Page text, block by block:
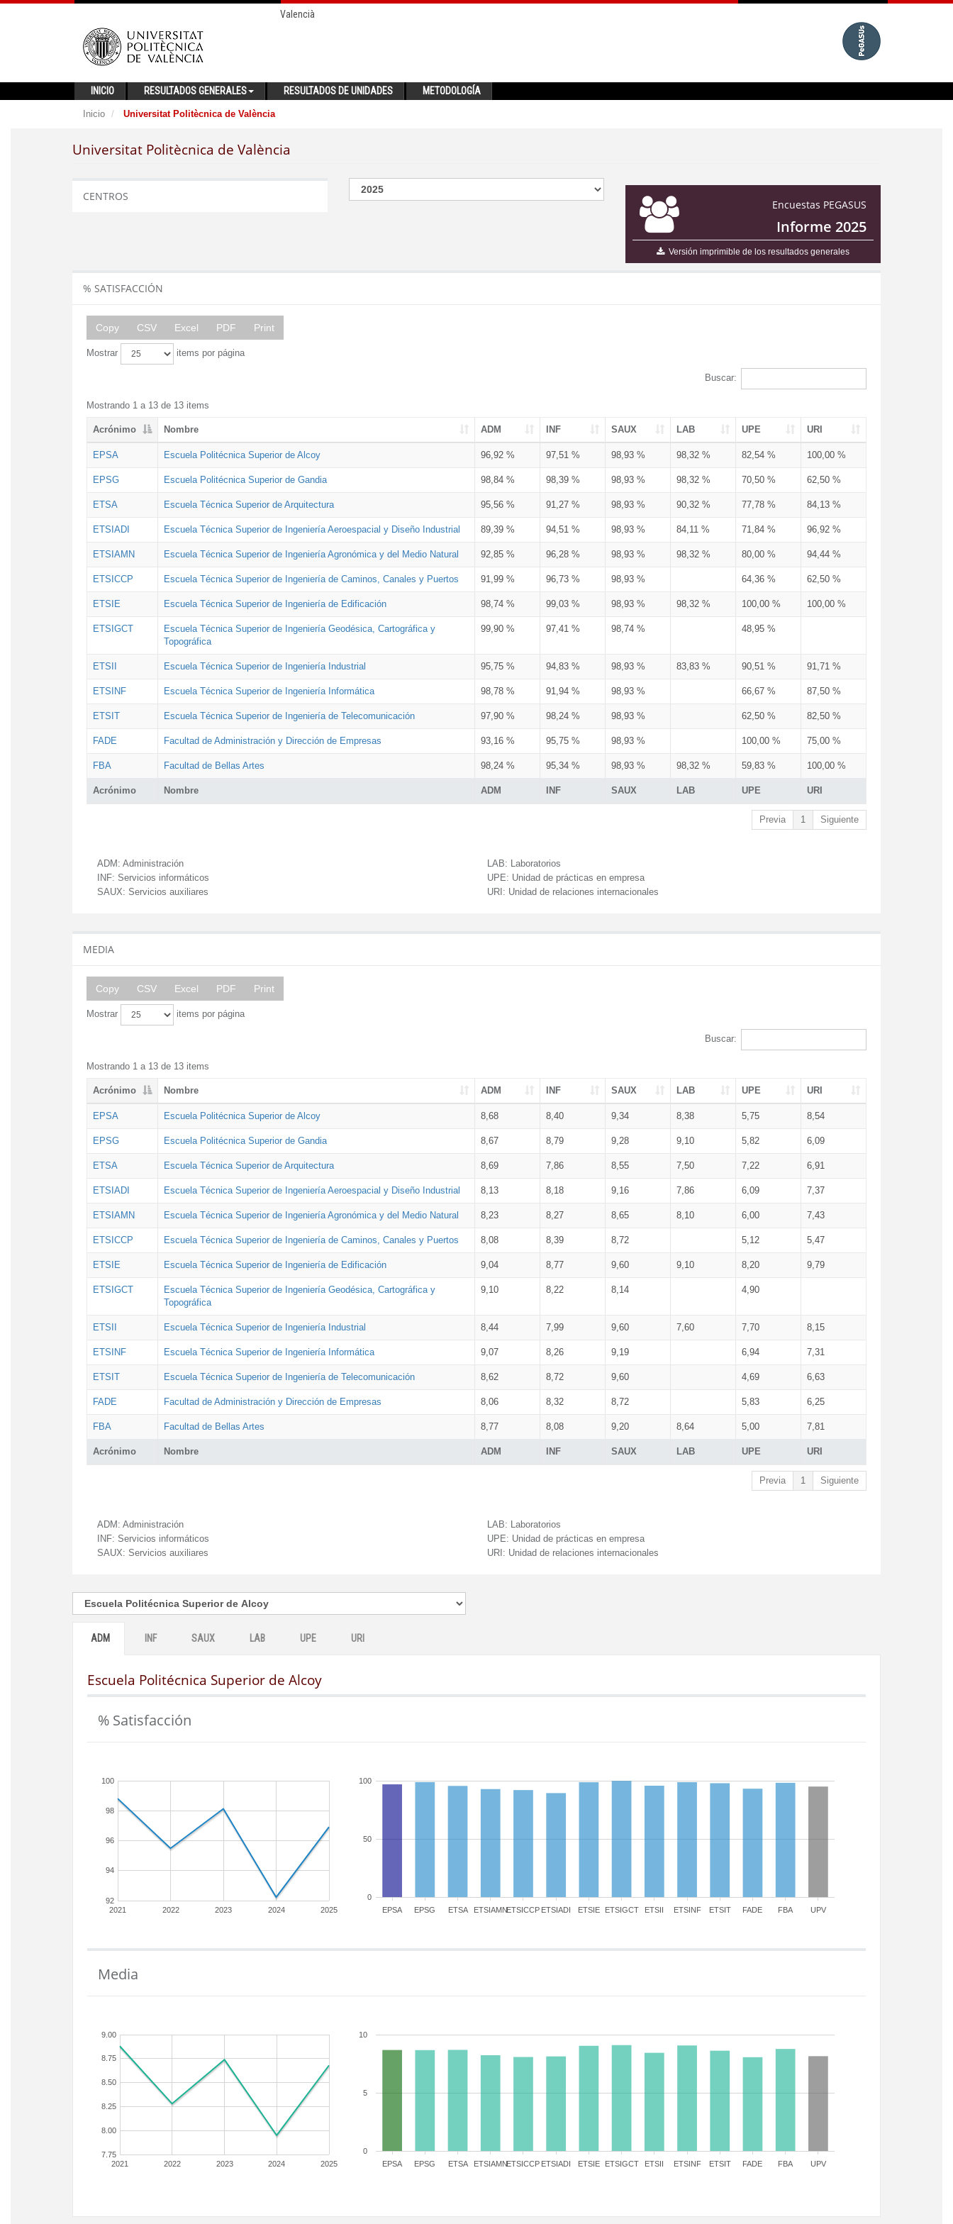
Valencià
INICIO RESULTADOS GENERALES RESULTADOS DE UNIDADES METODOLOGÍA
Inicio Universitat Politècnica de València
Universitat Politècnica de València
Encuestas PEGASUS
Informe 2025
Versión imprimible de los resultados generales
CENTROS
% SATISFACCIÓN
Copy CSV Excel PDF Print
Mostrar items por página
Buscar:
Mostrando 1 a 13 de 13 items
Acrónimo Nombre ADM INF SAUX LAB UPE URI
Acrónimo Nombre ADM INF SAUX LAB UPE URI
EPSA Escuela Politécnica Superior de Alcoy 96,92 % 97,51 % 98,93 % 98,32 % 82,54 % 100,00 %
EPSG Escuela Politécnica Superior de Gandia 98,84 % 98,39 % 98,93 % 98,32 % 70,50 % 62,50 %
ETSA Escuela Técnica Superior de Arquitectura 95,56 % 91,27 % 98,93 % 90,32 % 77,78 % 84,13 %
ETSIADI Escuela Técnica Superior de Ingeniería Aeroespacial y Diseño Industrial 89,39 % 94,51 % 98,93 % 84,11 % 71,84 % 96,92 %
ETSIAMN Escuela Técnica Superior de Ingeniería Agronómica y del Medio Natural 92,85 % 96,28 % 98,93 % 98,32 % 80,00 % 94,44 %
ETSICCP Escuela Técnica Superior de Ingeniería de Caminos, Canales y Puertos 91,99 % 96,73 % 98,93 % 64,36 % 62,50 %
ETSIE Escuela Técnica Superior de Ingeniería de Edificación 98,74 % 99,03 % 98,93 % 98,32 % 100,00 % 100,00 %
ETSIGCT
Escuela Técnica Superior de Ingeniería Geodésica, Cartográfica y
Topográfica
99,90 % 97,41 % 98,74 % 48,95 %
ETSII Escuela Técnica Superior de Ingeniería Industrial 95,75 % 94,83 % 98,93 % 83,83 % 90,51 % 91,71 %
ETSINF Escuela Técnica Superior de Ingeniería Informática 98,78 % 91,94 % 98,93 % 66,67 % 87,50 %
ETSIT Escuela Técnica Superior de Ingeniería de Telecomunicación 97,90 % 98,24 % 98,93 % 62,50 % 82,50 %
FADE Facultad de Administración y Dirección de Empresas 93,16 % 95,75 % 98,93 % 100,00 % 75,00 %
FBA Facultad de Bellas Artes 98,24 % 95,34 % 98,93 % 98,32 % 59,83 % 100,00 %
Previa 1 Siguiente
ADM: Administración
INF: Servicios informáticos
SAUX: Servicios auxiliares
LAB: Laboratorios
UPE: Unidad de prácticas en empresa
URI: Unidad de relaciones internacionales
MEDIA
Copy CSV Excel PDF Print
Mostrar items por página
Buscar:
Mostrando 1 a 13 de 13 items
Acrónimo Nombre ADM INF SAUX LAB UPE URI
Acrónimo Nombre ADM INF SAUX LAB UPE URI
EPSA Escuela Politécnica Superior de Alcoy 8,68 8,40 9,34 8,38 5,75 8,54
EPSG Escuela Politécnica Superior de Gandia 8,67 8,79 9,28 9,10 5,82 6,09
ETSA Escuela Técnica Superior de Arquitectura 8,69 7,86 8,55 7,50 7,22 6,91
ETSIADI Escuela Técnica Superior de Ingeniería Aeroespacial y Diseño Industrial 8,13 8,18 9,16 7,86 6,09 7,37
ETSIAMN Escuela Técnica Superior de Ingeniería Agronómica y del Medio Natural 8,23 8,27 8,65 8,10 6,00 7,43
ETSICCP Escuela Técnica Superior de Ingeniería de Caminos, Canales y Puertos 8,08 8,39 8,72 5,12 5,47
ETSIE Escuela Técnica Superior de Ingeniería de Edificación 9,04 8,77 9,60 9,10 8,20 9,79
ETSIGCT
Escuela Técnica Superior de Ingeniería Geodésica, Cartográfica y
Topográfica
9,10 8,22 8,14 4,90
ETSII Escuela Técnica Superior de Ingeniería Industrial 8,44 7,99 9,60 7,60 7,70 8,15
ETSINF Escuela Técnica Superior de Ingeniería Informática 9,07 8,26 9,19 6,94 7,31
ETSIT Escuela Técnica Superior de Ingeniería de Telecomunicación 8,62 8,72 9,60 4,69 6,63
FADE Facultad de Administración y Dirección de Empresas 8,06 8,32 8,72 5,83 6,25
FBA Facultad de Bellas Artes 8,77 8,08 9,20 8,64 5,00 7,81
Previa 1 Siguiente
ADM: Administración
INF: Servicios informáticos
SAUX: Servicios auxiliares
LAB: Laboratorios
UPE: Unidad de prácticas en empresa
URI: Unidad de relaciones internacionales
ADM INF SAUX LAB UPE URI
Escuela Politécnica Superior de Alcoy
% Satisfacción
2021 2022 2023 2024 2025
92
94
96
98
100
EPSA EPSG ETSA ETSIAMNETSICCP ETSIADI ETSIE ETSIGCT ETSII ETSINF ETSIT FADE FBA UPV
0
50
100
Media
2021 2022 2023 2024 2025
7.75
8.00
8.25
8.50
8.75
9.00
EPSA EPSG ETSA ETSIAMNETSICCP ETSIADI ETSIE ETSIGCT ETSII ETSINF ETSIT FADE FBA UPV
0
5
10